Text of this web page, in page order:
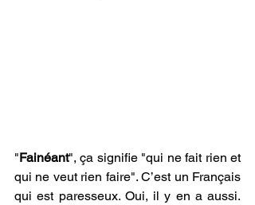
"Fainéant", ça signifie "qui ne fait rien et
qui ne veut rien faire". C’est un Français
qui est paresseux. Oui, il y en a aussi.